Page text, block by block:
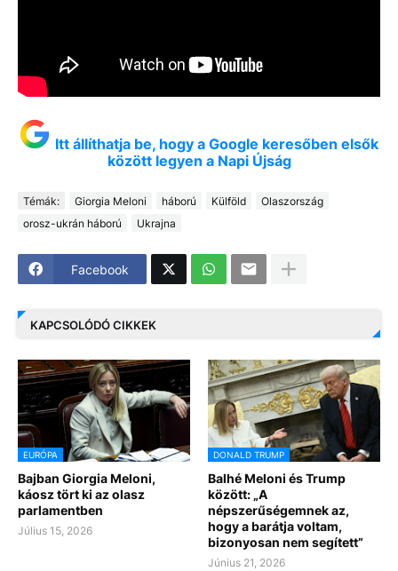
Itt állíthatja be, hogy a Google keresőben elsők
között legyen a Napi Újság
Témák: Giorgia Meloni háború Külföld
Olaszország
orosz-ukrán háború
Ukrajna
Facebook
KAPCSOLÓDÓ CIKKEK
EURÓPA
Bajban Giorgia Meloni,
káosz tört ki az olasz
parlamentben
Július 15, 2026
DONALD TRUMP
Balhé Meloni és Trump
között: „A
népszerűségemnek az,
hogy a barátja voltam,
bizonyosan nem segített”
Június 21, 2026